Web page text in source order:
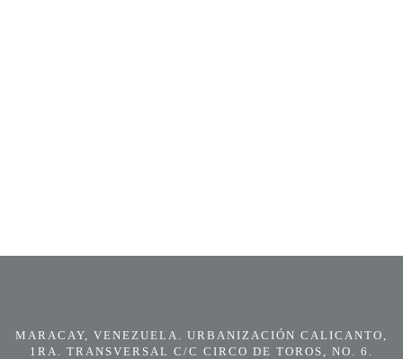
MARACAY, VENEZUELA. URBANIZACIÓN CALICANTO,
1RA. TRANSVERSAL C/C CIRCO DE TOROS, NO. 6.